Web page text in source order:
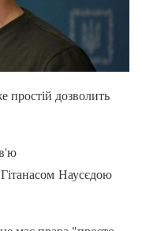
простій дозволить
Наусєдою